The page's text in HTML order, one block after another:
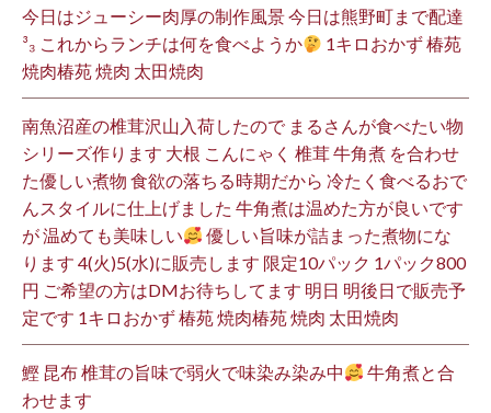
今日はジューシー肉厚の制作風景 今日は熊野町まで配達
³₃ これからランチは何を食べようか
1キロおかず 椿苑
焼肉椿苑 焼肉 太田焼肉
南魚沼産の椎茸沢山入荷したので まるさんが食べたい物
シリーズ作ります 大根 こんにゃく 椎茸 牛角煮 を合わせ
た優しい煮物 食欲の落ちる時期だから 冷たく食べるおで
んスタイルに仕上げました 牛角煮は温めた方が良いです
が 温めても美味しい
優しい旨味が詰まった煮物にな
ります 4(火)5(水)に販売します 限定10パック 1パック800
円 ご希望の方はDMお待ちしてます 明日 明後日で販売予
定です 1キロおかず 椿苑 焼肉椿苑 焼肉 太田焼肉
鰹 昆布 椎茸の旨味で弱火で味染み染み中
牛角煮と合
わせます